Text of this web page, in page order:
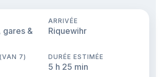
gares &
ARRIVÉE
Riquewihr
7) DURÉE ESTIMÉE
5 h 25 min